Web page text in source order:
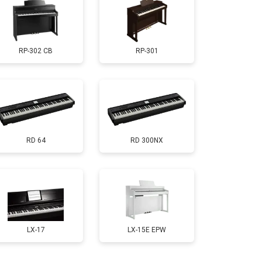
1800 ₽ Заказать
1500 ₽ Заказать
2000 ₽ Заказать
Заказать
1200 ₽
RP-302 CB RP-301
RD 64 RD 300NX
LX-17 LX-15E EPW